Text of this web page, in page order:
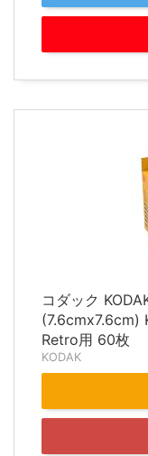
コダック
(7.6cmx7.6cm)
Retro用 60枚
KODAK